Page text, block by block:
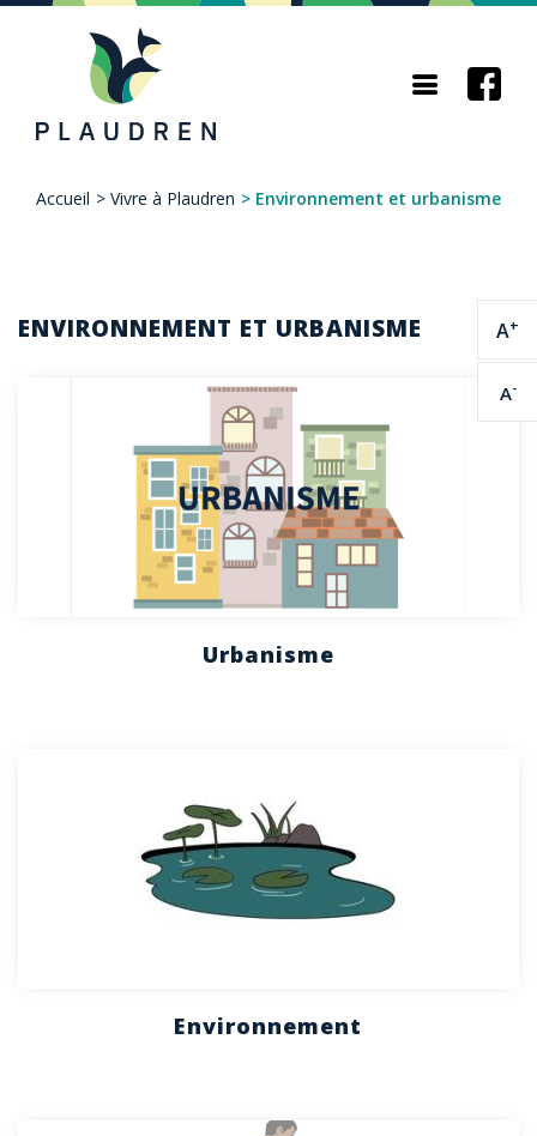
Aller
contenu
principal
A+
A-
Accueil > Vivre à Plaudren > Environnement et urbanisme
ENVIRONNEMENT ET URBANISME
Urbanisme
Environnement